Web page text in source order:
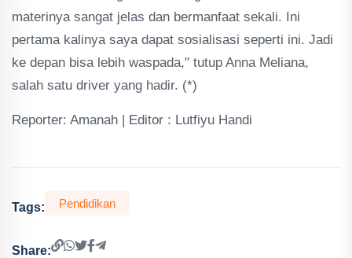
materinya sangat jelas dan bermanfaat sekali. Ini
pertama kalinya saya dapat sosialisasi seperti ini. Jadi
ke depan bisa lebih waspada," tutup Anna Meliana,
salah satu driver yang hadir. (*)
Reporter: Amanah | Editor : Lutfiyu Handi
Tags: Pendidikan
Share: